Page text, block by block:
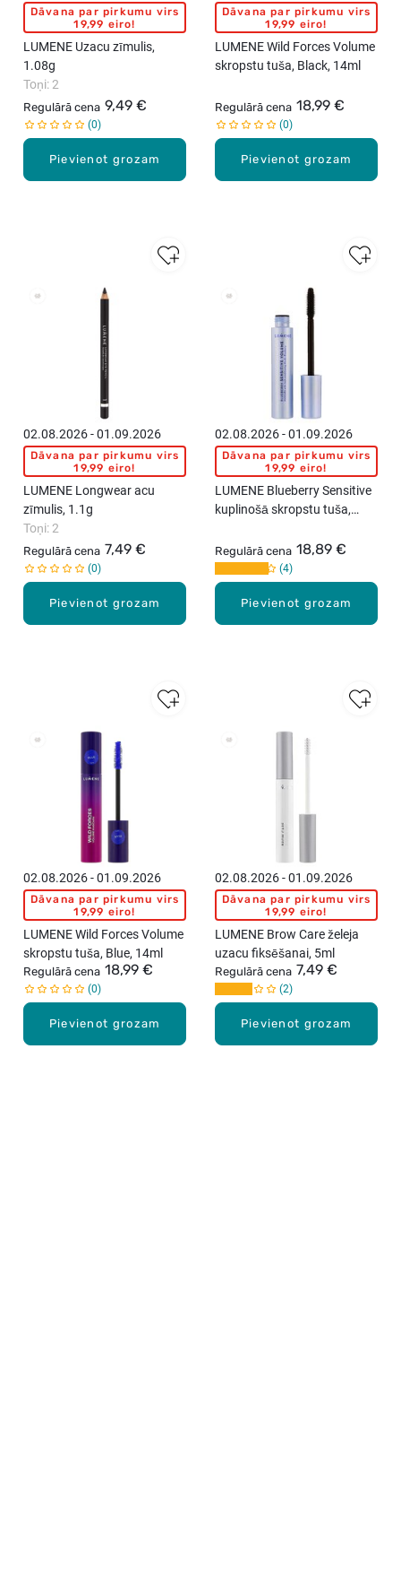
Pievienot grozam
Dāvana par pirkumu virs
19,99 eiro!
LUMENE Uzacu zīmulis,
1.08g
Regulārā cena 9,49 €
Toņi: 2
0
Pievienot grozam
Dāvana par pirkumu virs
19,99 eiro!
LUMENE Wild Forces Volume
skropstu tuša, Black, 14ml
Regulārā cena 18,99 €
0
Pievienot grozam
02.08.2026 - 01.09.2026
Dāvana par pirkumu virs
19,99 eiro!
LUMENE Longwear acu
zīmulis, 1.1g
Regulārā cena 7,49 €
Toņi: 2
0
Pievienot grozam
02.08.2026 - 01.09.2026
Dāvana par pirkumu virs
19,99 eiro!
LUMENE Blueberry Sensitive
kuplinošā skropstu tuša,
Regulārā cena 18,89 €
4
Pievienot grozam
02.08.2026 - 01.09.2026
Dāvana par pirkumu virs
19,99 eiro!
LUMENE Wild Forces Volume
skropstu tuša, Blue, 14ml
Regulārā cena 18,99 €
0
Pievienot grozam
02.08.2026 - 01.09.2026
Dāvana par pirkumu virs
19,99 eiro!
LUMENE Brow Care želeja
uzacu fiksēšanai, 5ml
Regulārā cena 7,49 €
2